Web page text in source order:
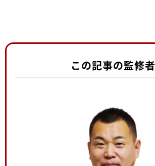
この記事の監修者